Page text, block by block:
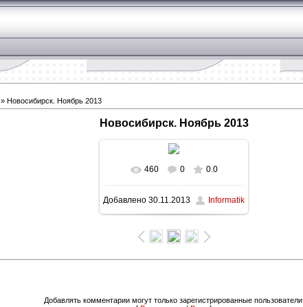
» Новосибирск. Ноябрь 2013
Новосибирск. Ноябрь 2013
В реальном размере
1600x900/ 121.7Kb
460 0 0.0
Добавлено 30.11.2013 Informatik
Добавлять комментарии могут только зарегистрированные пользователи.